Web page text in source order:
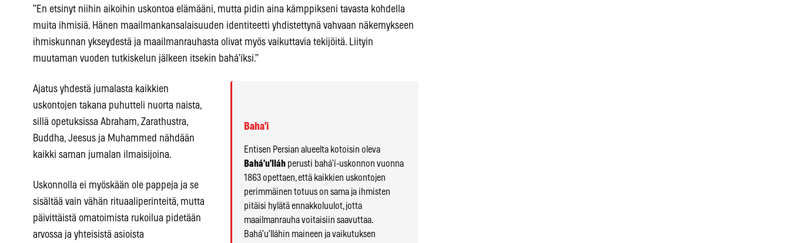
”En etsinyt niihin aikoihin uskontoa elämääni, mutta pidin aina kämppikseni tavasta kohdella
muita ihmisiä. Hänen maailmankansalaisuuden identiteetti yhdistettynä vahvaan näkemykseen
ihmiskunnan ykseydestä ja maailmanrauhasta olivat myös vaikuttavia tekijöitä. Liityin
muutaman vuoden tutkiskelun jälkeen itsekin bahá’íksi.”
Baha’i
Entisen Persian alueelta kotoisin oleva
Bahá’u’lláh perusti bahá’í-uskonnon vuonna
1863 opettaen, että kaikkien uskontojen
perimmäinen totuus on sama ja ihmisten
pitäisi hylätä ennakkoluulot, jotta
maailmanrauha voitaisiin saavuttaa.
Bahá’u’lláhin maineen ja vaikutuksen
Ajatus yhdestä jumalasta kaikkien
uskontojen takana puhutteli nuorta naista,
sillä opetuksissa Abraham, Zarathustra,
Buddha, Jeesus ja Muhammed nähdään
kaikki saman jumalan ilmaisijoina.
Uskonnolla ei myöskään ole pappeja ja se
sisältää vain vähän rituaaliperinteitä, mutta
päivittäistä omatoimista rukoilua pidetään
arvossa ja yhteisistä asioista